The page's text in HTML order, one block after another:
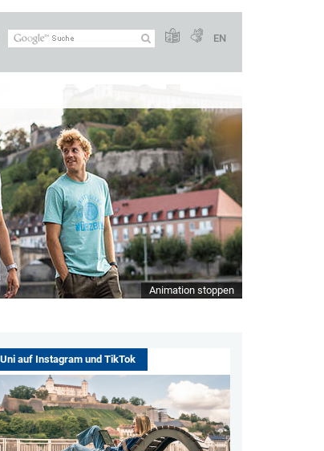
EN
Animation stoppen
auf Instagram und TikTok